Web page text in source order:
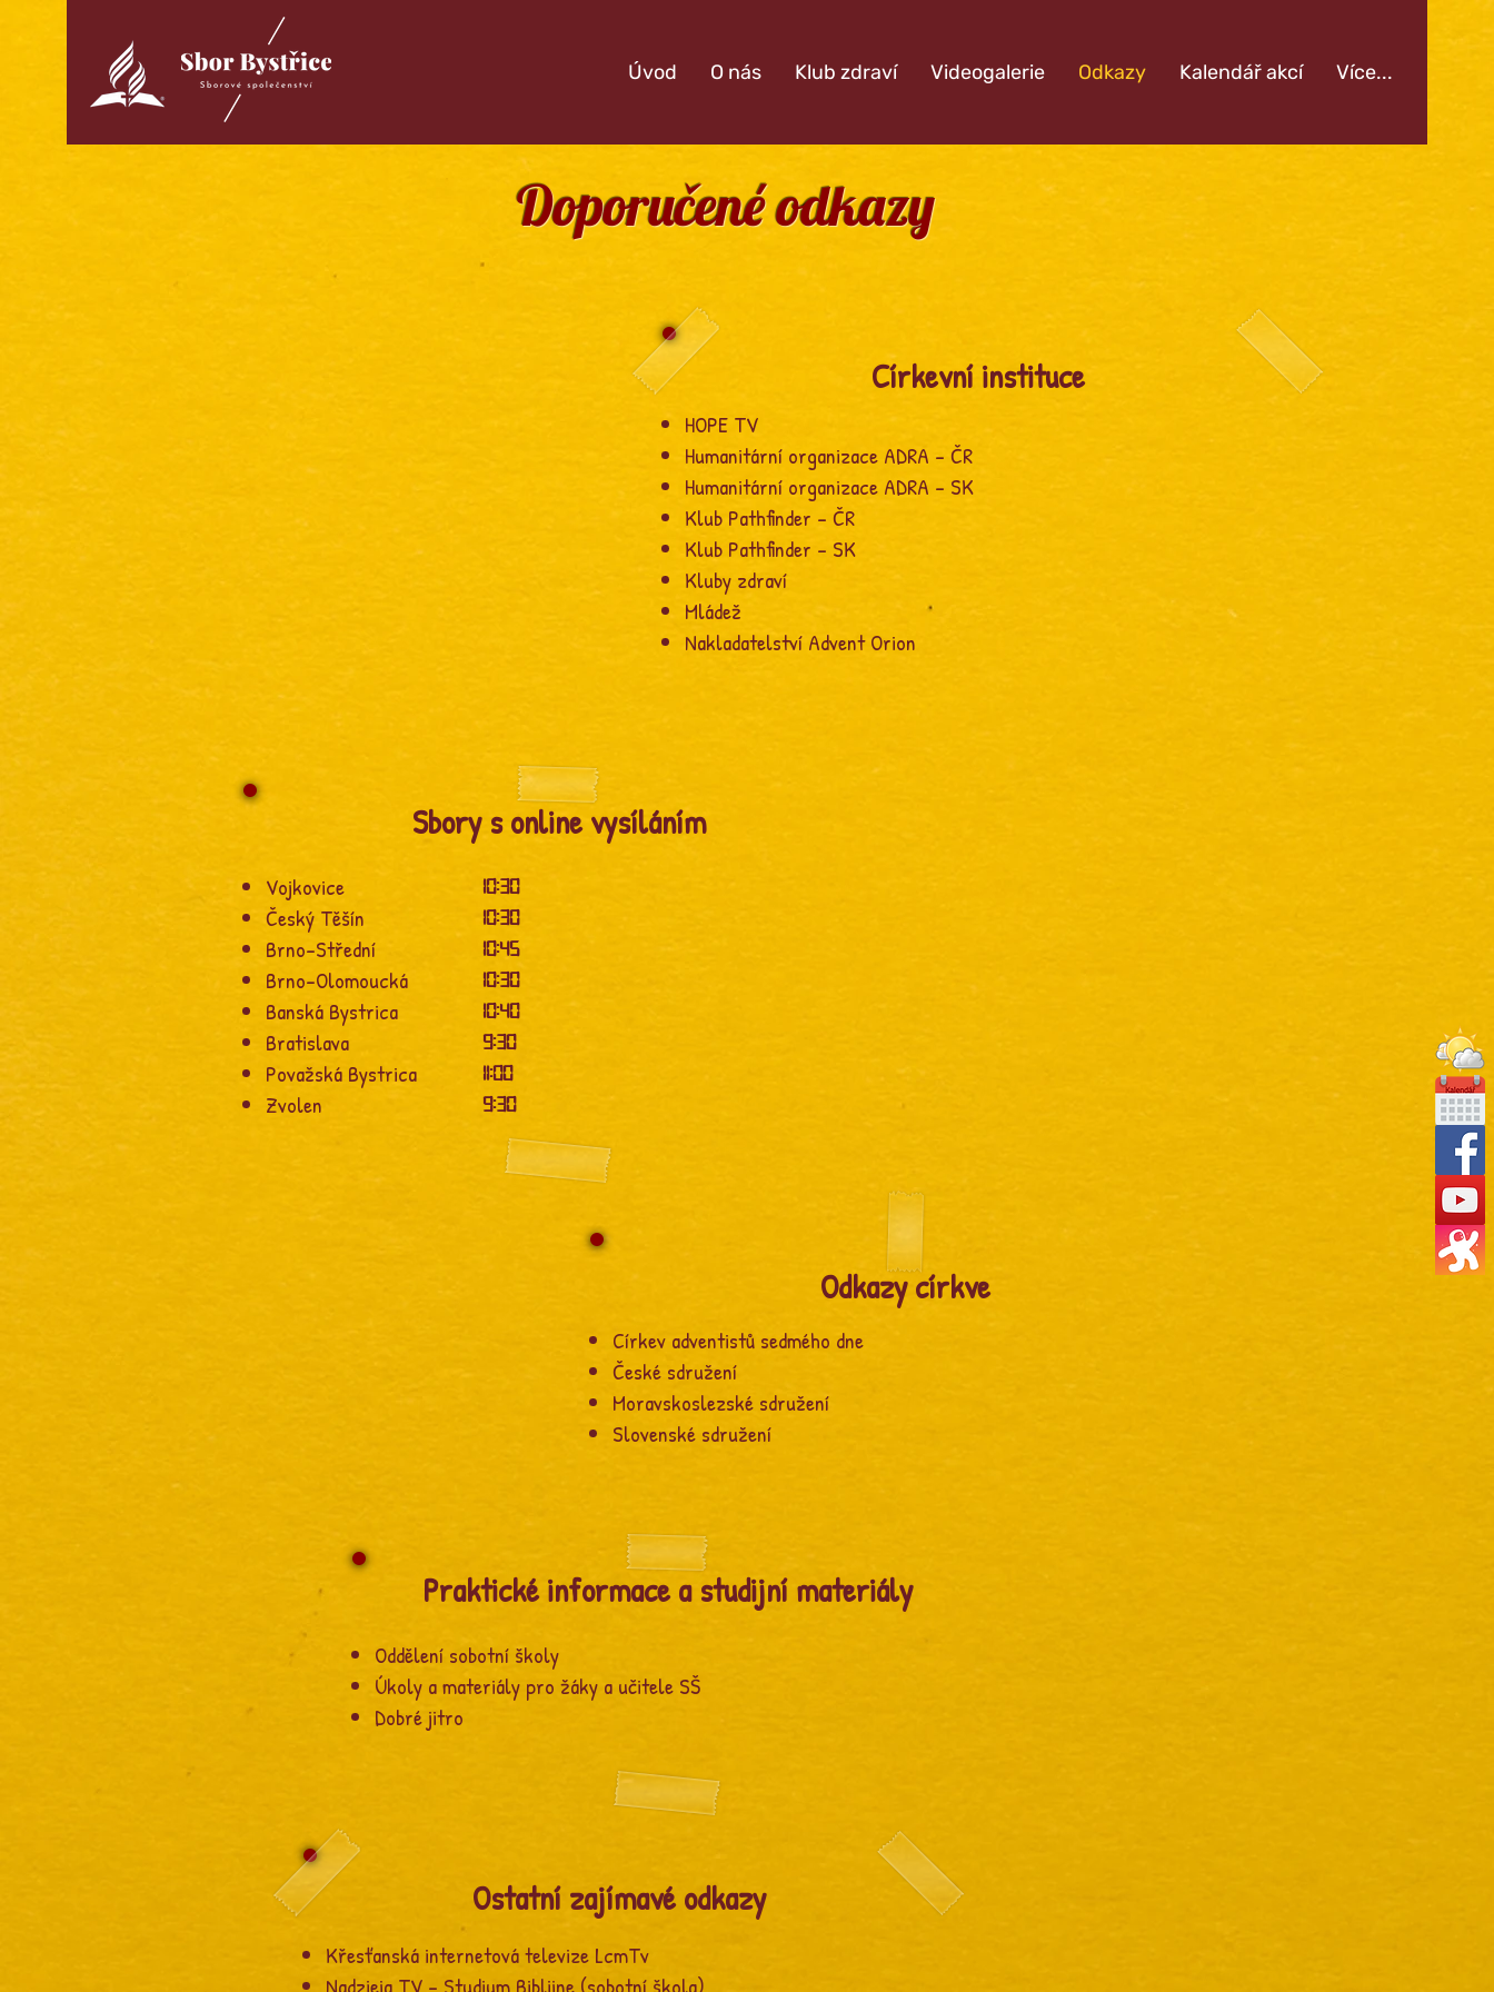
Úvod O nás Klub zdraví Videogalerie Odkazy Kalendář akcí Více...
Doporučené odkazy
Církevní instituce
HOPE TV
Humanitární organizace ADRA – ČR
Humanitární organizace ADRA – SK
Klub Pathfinder – ČR
Klub Pathfinder – SK
Kluby zdraví
Mládež
Nakladatelství Advent Orion
Sbory s online vysíláním
Vojkovice
Český Těšín
Brno-Střední
Brno-Olomoucká
Banská Bystrica
Bratislava
Považská Bystrica
Zvolen
10:30
10:30
10:45
10:30
10:40
9:30
11:00
9:30
Odkazy církve
Církev adventistů sedmého dne
České sdružení
Moravskoslezské sdružení
Slovenské sdružení
Praktické informace a studijní materiály
Oddělení sobotní školy
Úkoly a materiály pro žáky a učitele SŠ
Dobré jitro
Ostatní zajímavé odkazy
Křesťanská internetová televize LcmTv
Nadzieja TV – Studium Biblijne (sobotní škola)